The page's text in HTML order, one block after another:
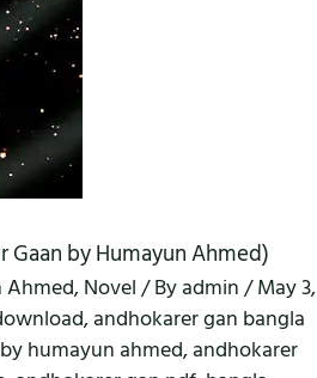
Gaan by Humayun Ahmed)
Ahmed,Novel/ Byadmin/May 3,
,andhokarer gan bangla
humayun ahmed,andhokarer